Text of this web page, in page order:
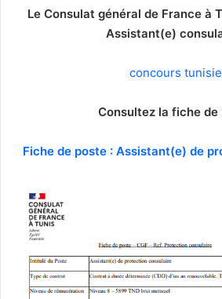
Le Consulat général de France à
Assistant(e)
concours tunisie
Consultez la fiche de
Fiche de poste : Assistant(e) de